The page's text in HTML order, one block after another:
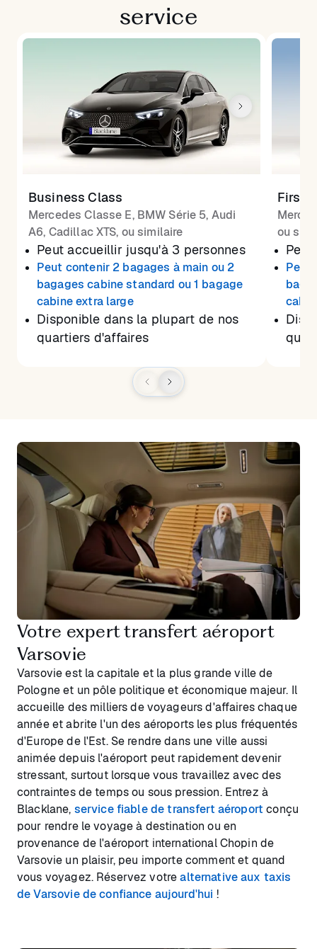
service
Business Class
Mercedes Classe E, BMW Série 5, Audi
A6, Cadillac XTS, ou similaire
Peut accueillir jusqu'à 3 personnes
Peut contenir 2 bagages à main ou 2
bagages cabine standard ou 1 bagage
cabine extra large
Disponible dans la plupart de nos
quartiers d'affaires
First
ou
Peut
Votre expert transfert aéroport
Varsovie
Varsovie est la capitale et la plus grande ville de
Pologne et un pôle politique et économique majeur. Il
accueille des milliers de voyageurs d'affaires chaque
année et abrite l'un des aéroports les plus fréquentés
d'Europe de l'Est. Se rendre dans une ville aussi
animée depuis l'aéroport peut rapidement devenir
stressant, surtout lorsque vous travaillez avec des
contraintes de temps ou sous pression. Entrez à
Blacklane, service fiable de transfert aéroport conçu
pour rendre le voyage à destination ou en
provenance de l'aéroport international Chopin de
Varsovie un plaisir, peu importe comment et quand
vous voyagez. Réservez votrealternative aux taxis
de Varsovie de confiance aujourd'hui !